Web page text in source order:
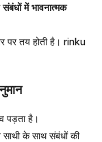
संबंधों में भावनात्मक
पर तय होती है। rinku
पड़ता है।
के साथ संबंधों की